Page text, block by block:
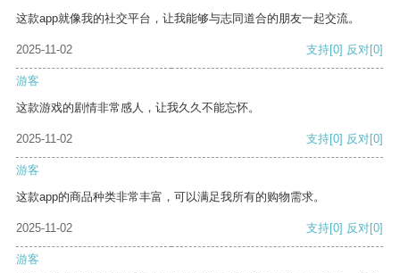
这款app就像我的社交平台，让我能够与志同道合的朋友一起交流。
2025-11-02 支持[0] 反对[0]
游客
这款游戏的剧情非常感人，让我久久不能忘怀。
2025-11-02 支持[0] 反对[0]
游客
这款app的商品种类非常丰富，可以满足我所有的购物需求。
2025-11-02 支持[0] 反对[0]
游客